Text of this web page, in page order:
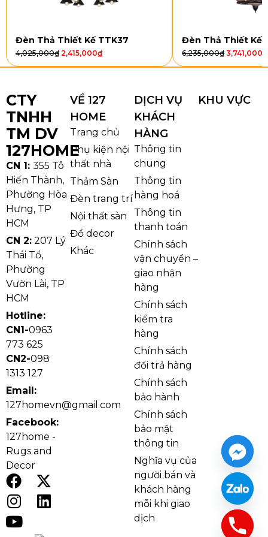
trong những căn phòng có diện tích vừa phải.
những lựa chọn lý tưởng. Mẫu 6 tay (D700 x H520
mm) và 8 tay (D880 x H650 mm) mang đến vẻ đẹp
cảm giác ấm cúng và sang trọng. Khung đèn được
làm từ kim loại sơn tĩnh điện, đảm bảo độ bền và tính
thẩm mỹ cao. Chao đèn E14 được thiết kế tinh tế, cho
ánh sáng vàng dịu nhẹ, mang lại cảm giác dễ chịu và
gần gũi.
Đèn Thả Thiết Kế TTK37
4,025,000₫ 2,415,000₫
Đèn Thả Thiết Kế
6,235,000₫ 3,741,000
CTY
TNHH
TM DV
127HOME
CN 1: 355 Tô
Hiến Thành,
Phường Hòa
Hưng, TP
HCM
CN 2: 207 Lý
Thái Tổ,
Phường
Vườn Lài, TP
HCM
Hotline:
CN1-0963
773 625
CN2-098
1313 127
Email:
127homevn@gmail.com
Facebook:
127home -
Rugs and
Decor
VỀ 127
HOME
Trang chủ
Phụ kiện nội
thất nhà
Thảm Sàn
Đèn trang trí
Nội thất sàn
Đồ decor
Khác
DỊCH VỤ
KHÁCH
HÀNG
Thông tin
chung
Thông tin
hàng hoá
Thông tin
thanh toán
Chính sách
vận chuyển –
giao nhận
hàng
Chính sách
kiểm tra
hàng
Chính sách
đổi trả hàng
Chính sách
bảo hành
Chính sách
bảo mật
thông tin
Nghĩa vụ của
người bán và
khách hàng
mỗi khi giao
dịch
KHU VỰC